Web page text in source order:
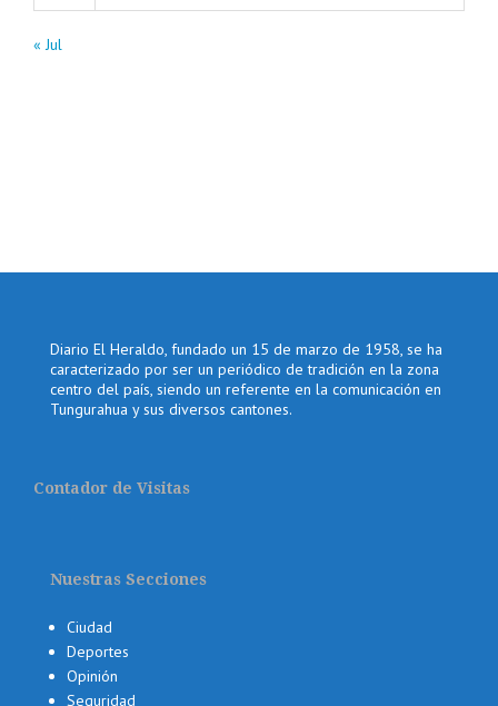
« Jul
Diario El Heraldo, fundado un 15 de marzo de 1958, se ha
caracterizado por ser un periódico de tradición en la zona
centro del país, siendo un referente en la comunicación en
Tungurahua y sus diversos cantones.
Contador de Visitas
Nuestras Secciones
Ciudad
Deportes
Opinión
Seguridad